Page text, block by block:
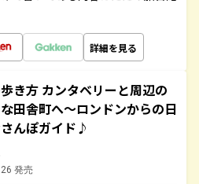
詳細を見る
き方 カンタベリーと周辺の
田舎町へ～ロンドンからの日
んぽガイド♪
発売